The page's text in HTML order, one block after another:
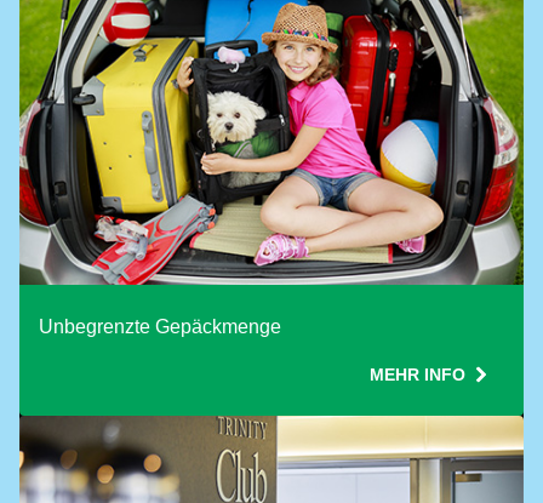
Use ONE Tesco token per booking
Unbegrenzte Gepäckmenge
MEHR INFO